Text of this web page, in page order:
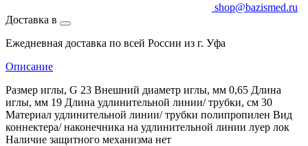
shop@bazismed.ru
Доставка в
Ежедневная доставка по всей России из г. Уфа
Описание
Размер иглы, G 23 Внешний диаметр иглы, мм 0,65 Длина
иглы, мм 19 Длина удлинительной линии/ трубки, см 30
Материал удлинительной линии/ трубки полипропилен Вид
коннектера/ наконечника на удлинительной линии луер лок
Наличие защитного механизма нет